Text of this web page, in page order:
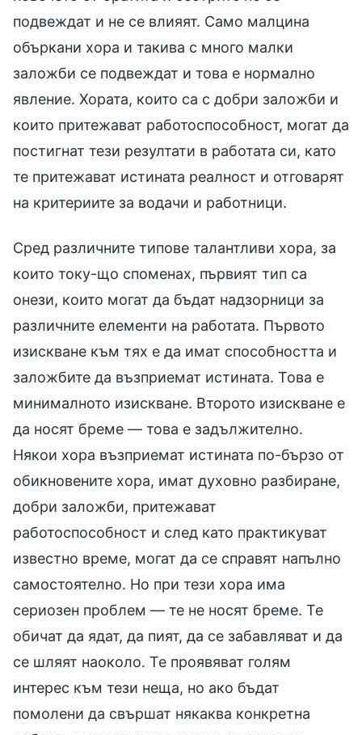
подвеждат и не се влияят. Само малцина
объркани хора и такива с много малки
заложби се подвеждат и това е нормално
явление. Хората, които са с добри заложби и
които притежават работоспособност, могат да
постигнат тези резултати в работата си, като
те притежават истината реалност и отговарят
на критериите за водачи и работници.
Сред различните типове талантливи хора, за
които току-що споменах, първият тип са
онези, които могат да бъдат надзорници за
различните елементи на работата. Първото
изискване към тях е да имат способността и
заложбите да възприемат истината. Това е
минималното изискване. Второто изискване е
да носят бреме — това е задължително.
Някои хора възприемат истината по-бързо от
обикновените хора, имат духовно разбиране,
добри заложби, притежават
работоспособност и след като практикуват
известно време, могат да се справят напълно
самостоятелно. Но при тези хора има
сериозен проблем — те не носят бреме. Те
обичат да ядат, да пият, да се забавляват и да
се шляят наоколо. Те проявяват голям
интерес към тези неща, но ако бъдат
помолени да свършат някаква конкретна